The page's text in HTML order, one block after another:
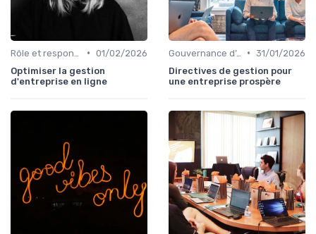
• 01/02/2026
Optimiser la gestion
d'entreprise en ligne
Gouvernance d’entreprise • 31/01/2026
Directives de gestion pour
une entreprise prospère